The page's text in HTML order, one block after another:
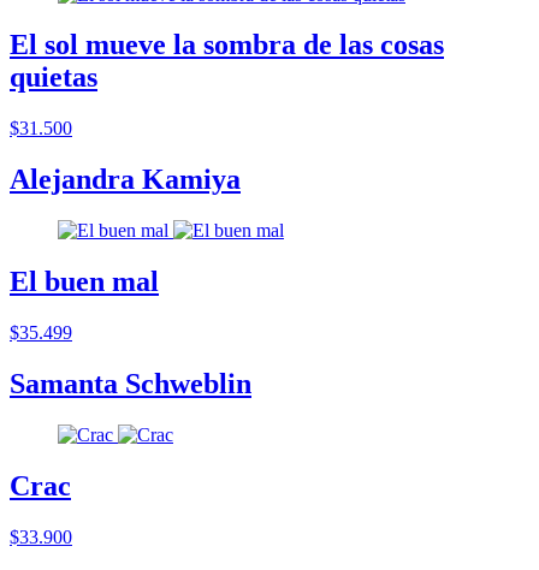
El sol mueve la sombra de las cosas
quietas
$31.500
Alejandra Kamiya
El buen mal
$35.499
Samanta Schweblin
Crac
$33.900